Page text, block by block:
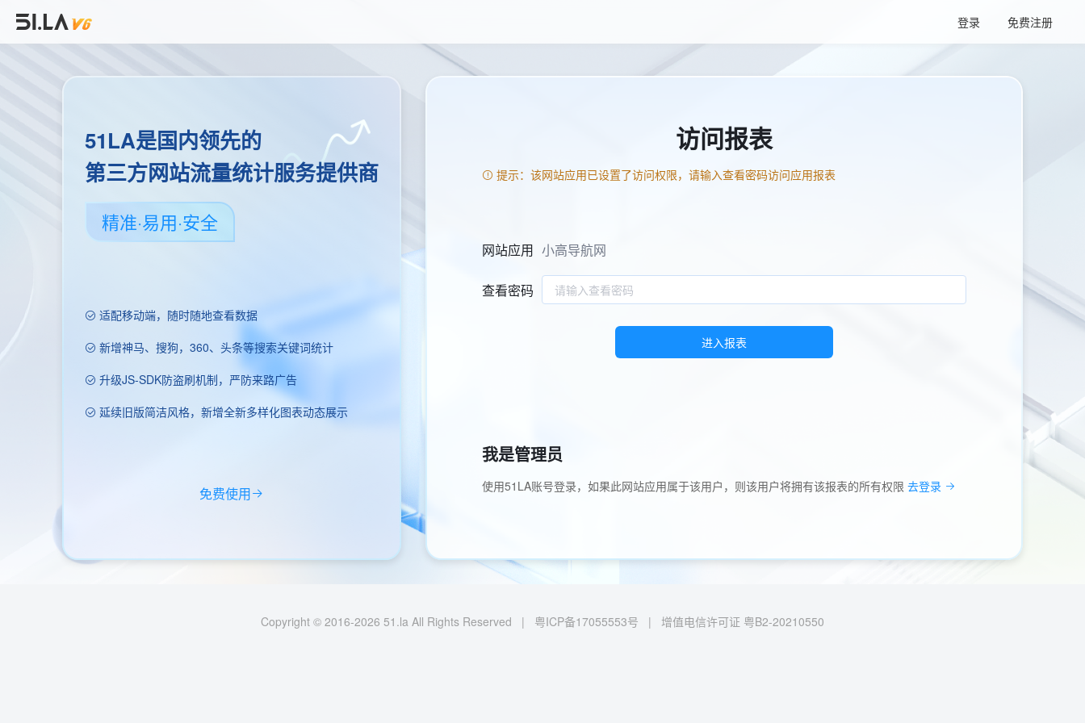
登录 免费注册
51LA是国内领先的
第三方网站流量统计服务提供商
精准·易用·安全
适配移动端，随时随地查看数据
新增神马、搜狗，360、头条等搜索关键词统计
升级JS-SDK防盗刷机制，严防来路广告
延续旧版简洁风格，新增全新多样化图表动态展示
免费使用
访问报表
提示：该网站应用已设置了访问权限，请输入查看密码访问应用报表
网站应用 小高导航网
查看密码
进入报表
我是管理员
使用51LA账号登录，如果此网站应用属于该用户，则该用户将拥有该报表的所有权限 去登录
Copyright © 2016-2026 51.la All Rights Reserved | 粤ICP备17055553号 | 增值电信许可证 粤B2-20210550